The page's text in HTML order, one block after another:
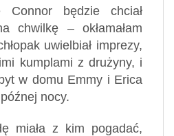
będzie chciał
chwilkę – okłamałam
uwielbiał imprezy,
kumplami z drużyny, i
w domu Emmy i Erica
nocy.
miała z kim pogadać,